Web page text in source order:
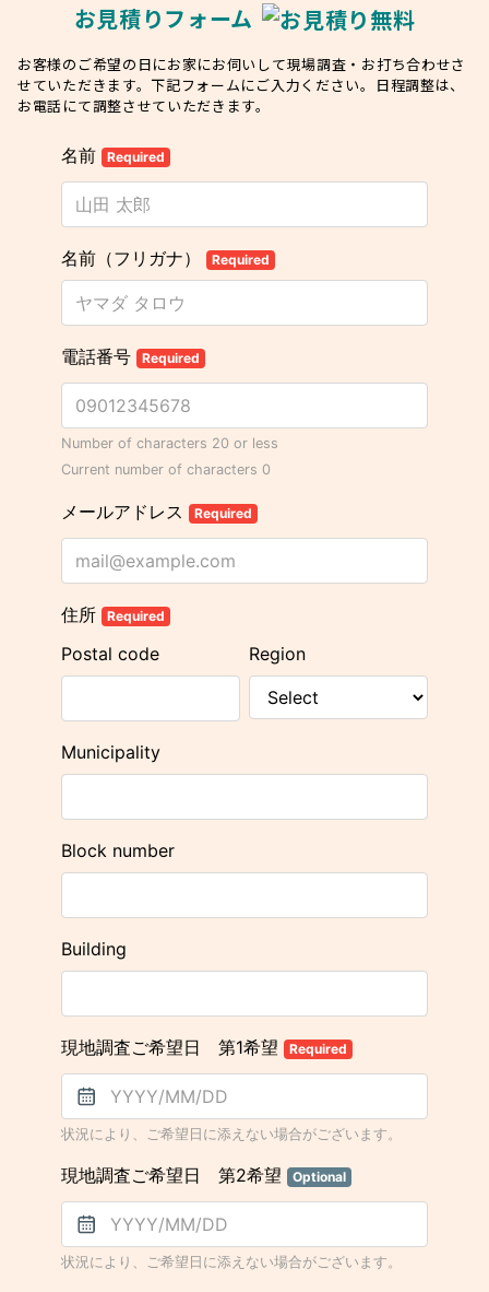
お見積りフォーム
お客様のご希望の日にお家にお伺いして現場調査・お打ち合わせさ
せていただきます。下記フォームにご入力ください。日程調整は、
お電話にて調整させていただきます。